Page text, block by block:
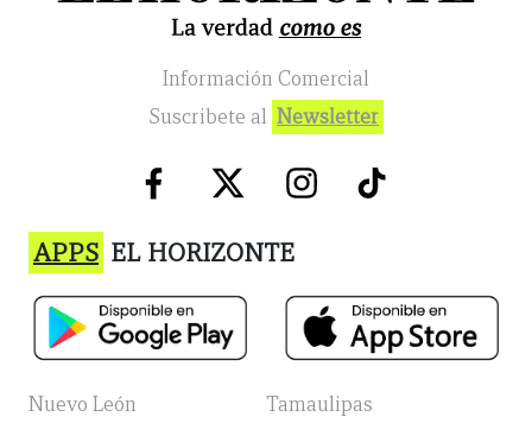
Información Comercial
Suscribete al Newsletter
APPS EL HORIZONTE
Nuevo León Tamaulipas